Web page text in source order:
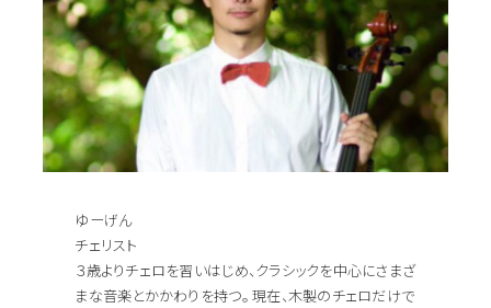
ゆーげん
チェリスト
３歳よりチェロを習いはじめ、クラシックを中心にさまざ
まな音楽とかかわりを持つ。 現在、木製のチェロだけで